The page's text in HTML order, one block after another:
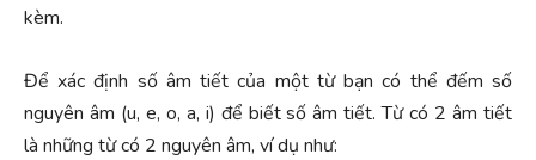
kèm.
Để xác định số âm tiết của một từ bạn có thể đếm số
nguyên âm (u, e, o, a, i) để biết số âm tiết. Từ có 2 âm tiết
là những từ có 2 nguyên âm, ví dụ như: